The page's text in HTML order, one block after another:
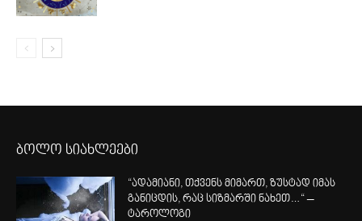
ბოლო სიახლეები
“ადამიანი, თქვენს მიმართ, ზუსტად იმას
განიცდის, რაც სიზმარში ნახეთ…“ –
ტაროლოგი